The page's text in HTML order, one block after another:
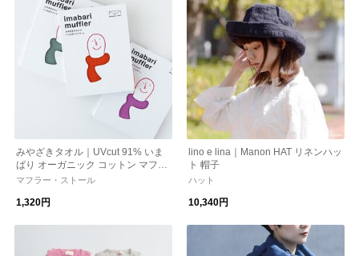
みやざきタオル｜UVcut 91% いま
ばり オーガニック コットン マフラ
ー ストール ショール 紫外線対策 日
マフラー・ストール
1,320円
lino e lina｜Manon HAT リネンハッ
ト 帽子
ハット
10,340円